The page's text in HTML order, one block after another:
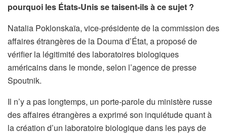
pourquoi les États-Unis se taisent-ils à ce sujet ?
Natalia Poklonskaïa, vice-présidente de la commission des
affaires étrangères de la Douma d’État, a proposé de
vérifier la légitimité des laboratoires biologiques
américains dans le monde, selon l’agence de presse
Spoutnik.
Il n’y a pas longtemps, un porte-parole du ministère russe
des affaires étrangères a exprimé son inquiétude quant à
la création d’un laboratoire biologique dans les pays de